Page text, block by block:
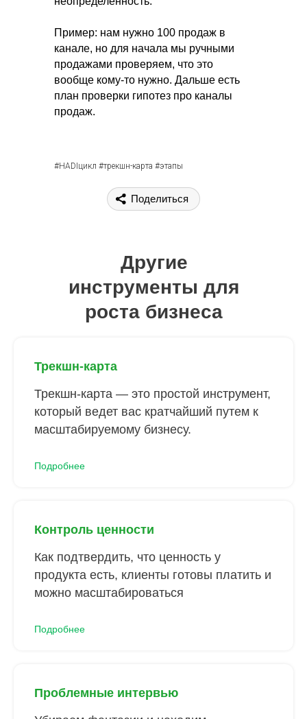
Пример: нам нужно 100 продаж в
канале, но для начала мы ручными
продажами проверяем, что это
вообще кому-то нужно. Дальше есть
план проверки гипотез про каналы
продаж.
#HADIцикл #трекшн-карта #этапы
Поделиться
Другие
инструменты для
роста бизнеса
Трекшн-карта
Трекшн-карта — это простой инструмент,
который ведет вас кратчайший путем к
масштабируемому бизнесу.
Подробнее
Контроль ценности
Как подтвердить, что ценность у
продукта есть, клиенты готовы платить и
можно масштабироваться
Подробнее
Проблемные интервью